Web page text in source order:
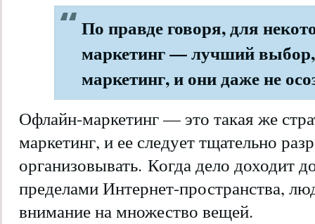
По правде говоря, для
маркетинг — лучший
маркетинг, и они даже не
Офлайн-маркетинг — это такая же
маркетинг, и ее следует тщательно
организовывать. Когда дело доходит
пределами Интернет-пространства,
внимание на множество вещей.